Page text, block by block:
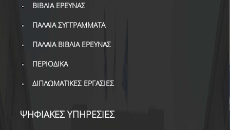
ΒΙΒΛΙΑ ΕΡΕΥΝΑΣ
ΠΑΛΑΙΑ ΣΥΓΓΡΑΜΜΑΤΑ
ΠΑΛΑΙΑ ΒΙΒΛΙΑ ΕΡΕΥΝΑΣ
ΠΕΡΙΟΔΙΚΑ
ΔΙΠΛΩΜΑΤΙΚΕΣ ΕΡΓΑΣΙΕΣ
ΨΗΦΙΑΚΕΣ ΥΠΗΡΕΣΙΕΣ